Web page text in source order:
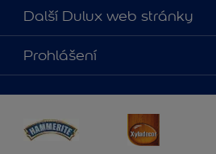
O nás
Kontaktujte nás
Najít obchod
Další Dulux web stránky
duluxmalir.cz
duluxmaliar.sk
duluxprodejnabarev.cz
duluxpredajnafarieb.sk
Prohlášení